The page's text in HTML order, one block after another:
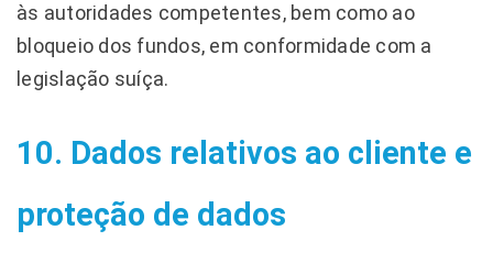
às autoridades competentes, bem como ao
bloqueio dos fundos, em conformidade com a
legislação suíça.
10. Dados relativos ao cliente e
proteção de dados